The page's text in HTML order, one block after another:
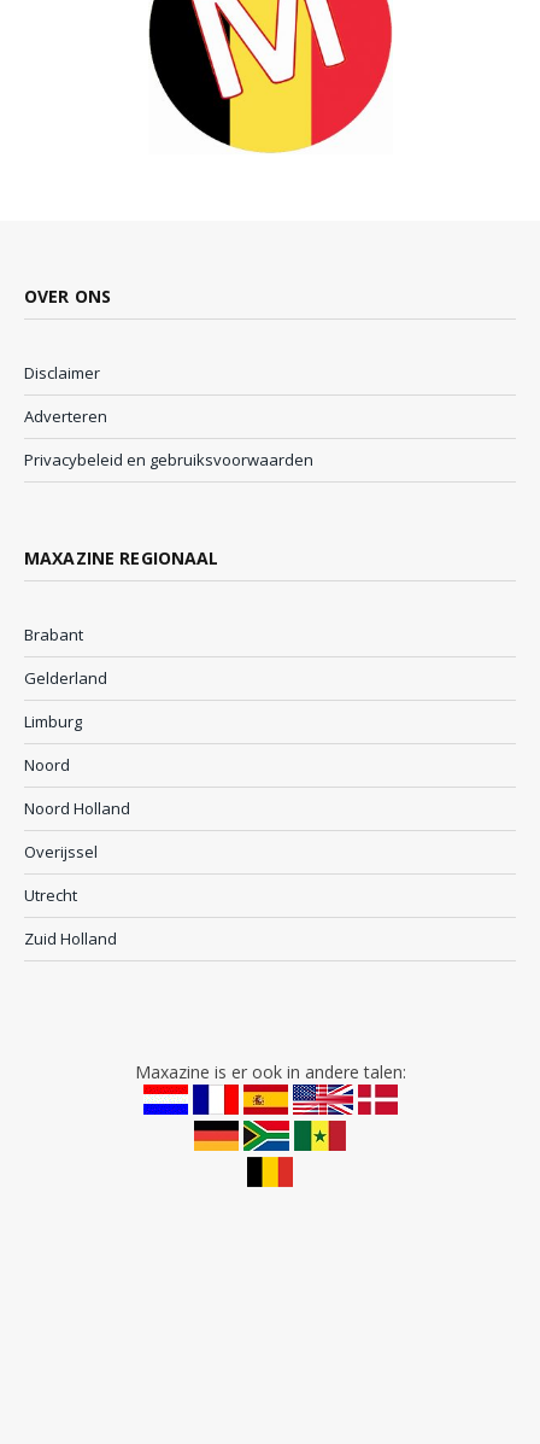
OVER ONS
Disclaimer
Adverteren
Privacybeleid en gebruiksvoorwaarden
MAXAZINE REGIONAAL
Brabant
Gelderland
Limburg
Noord
Noord Holland
Overijssel
Utrecht
Zuid Holland
Maxazine is er ook in andere talen: